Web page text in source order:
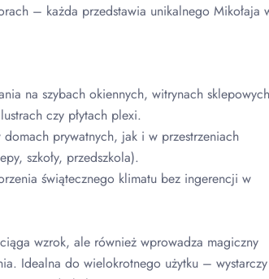
– każda przedstawia unikalnego Mikołaja
na szybach okiennych, witrynach
czy płytach plexi.
prywatnych, jak i w przestrzeniach
szkoły, przedszkola).
świątecznego klimatu bez ingerencji w
wzrok, ale również wprowadza magiczny
Idealna do wielokrotnego użytku – wystarczy